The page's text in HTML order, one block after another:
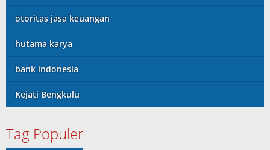
otoritas jasa keuangan
hutama karya
bank indonesia
Kejati Bengkulu
Tag Populer